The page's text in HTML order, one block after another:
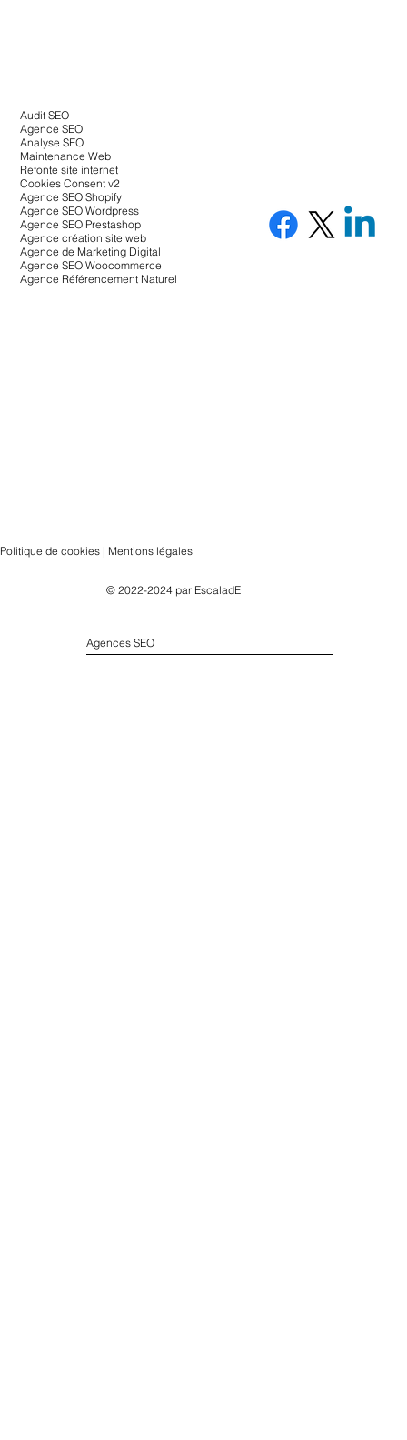
Audit SEO
Agence SEO
Analyse SEO
Maintenance Web
Refonte site internet
Cookies Consent v2
Agence SEO Shopify
Agence SEO Wordpress
Agence SEO Prestashop
Agence création site web
Agence de Marketing Digital
Agence SEO Woocommerce
Agence Référencement Naturel
Politique de cookies | Mentions légales
© 2022-2024 par EscaladE
Agences SEO